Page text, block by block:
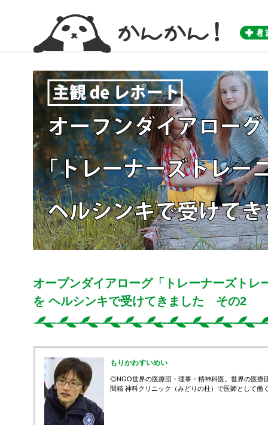
オープンダイアローグ「トレーナーズトレ
を ヘルシンキで受けてきました その2
もりかわすいめい
◎NGO世界の医療団・理事・精神科医。世界の医療
間精 神科クリニック（みどりの杜）で医師として働